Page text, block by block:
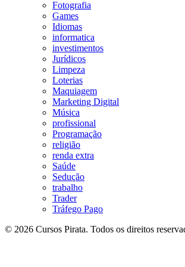
Fotografia
Games
Idiomas
informatica
investimentos
Jurídicos
Limpeza
Loterias
Maquiagem
Marketing Digital
Música
profissional
Programação
religião
renda extra
Saúde
Sedução
trabalho
Trader
Tráfego Pago
© 2026 Cursos Pirata. Todos os direitos